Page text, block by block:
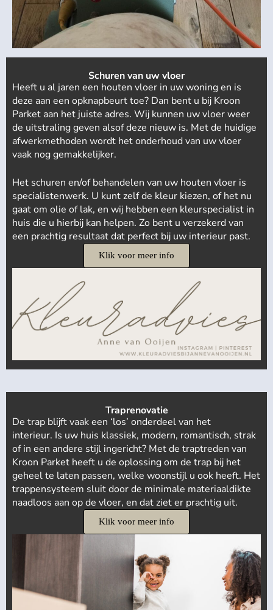
Schuren van uw vloer
Heeft u al jaren een houten vloer in uw woning en is
deze aan een opknapbeurt toe? Dan bent u bij Kroon
Parket aan het juiste adres. Wij kunnen uw vloer weer
de uitstraling geven alsof deze nieuw is. Met de huidige
afwerkmethoden wordt het onderhoud van uw vloer
vaak nog gemakkelijker.
Het schuren en/of behandelen van uw houten vloer is
specialistenwerk. U kunt zelf de kleur kiezen, of het nu
gaat om olie of lak, en wij hebben een kleurspecialist in
huis die u hierbij kan helpen. Zo bent u verzekerd van
een prachtig resultaat dat perfect bij uw interieur past.
Klik voor meer info
Traprenovatie
De trap blijft vaak een ‘los’ onderdeel van het
interieur. Is uw huis klassiek, modern, romantisch, strak
of in een andere stijl ingericht? Met de traptreden van
Kroon Parket heeft u de oplossing om de trap bij het
geheel te laten passen, welke woonstijl u ook heeft. Het
trappensysteem sluit door de minimale materiaaldikte
naadloos aan op de vloer, en dat ziet er prachtig uit.
Klik voor meer info